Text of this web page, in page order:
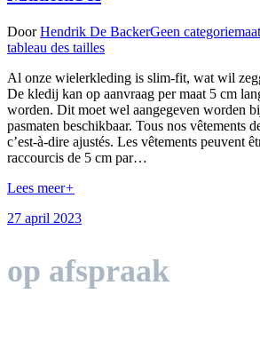
DoorHendrik De BackerGeen categorie
tableau des tailles
Al onze wielerkleding is slim-fit, wat wil
De kledij kan op aanvraag per maat 5 cm
worden. Dit moet wel aangegeven worden
pasmaten beschikbaar. Tous nos vêtements
c’est-à-dire ajustés. Les vêtements peuvent
raccourcis de 5 cm par…
Lees meer+
27 april 2023
op afspraak